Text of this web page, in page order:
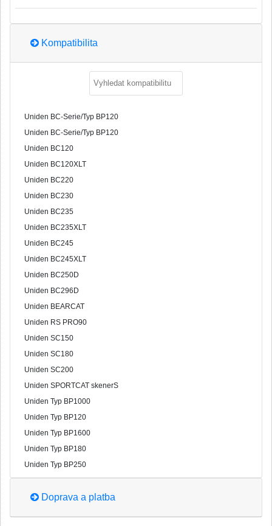
Kompatibilita
Uniden BC-Serie/Typ BP120
Uniden BC-Serie/Typ BP120
Uniden BC120
Uniden BC120XLT
Uniden BC220
Uniden BC230
Uniden BC235
Uniden BC235XLT
Uniden BC245
Uniden BC245XLT
Uniden BC250D
Uniden BC296D
Uniden BEARCAT
Uniden RS PRO90
Uniden SC150
Uniden SC180
Uniden SC200
Uniden SPORTCAT skenerS
Uniden Typ BP1000
Uniden Typ BP120
Uniden Typ BP1600
Uniden Typ BP180
Uniden Typ BP250
Doprava a platba